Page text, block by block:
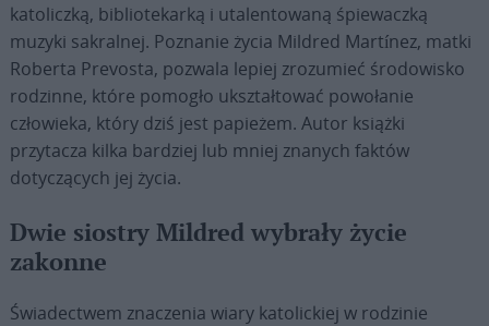
katoliczką, bibliotekarką i utalentowaną śpiewaczką
muzyki sakralnej. Poznanie życia Mildred Martínez, matki
Roberta Prevosta, pozwala lepiej zrozumieć środowisko
rodzinne, które pomogło ukształtować powołanie
człowieka, który dziś jest papieżem. Autor książki
przytacza kilka bardziej lub mniej znanych faktów
dotyczących jej życia.
Dwie siostry Mildred wybrały życie
zakonne
Świadectwem znaczenia wiary katolickiej w rodzinie